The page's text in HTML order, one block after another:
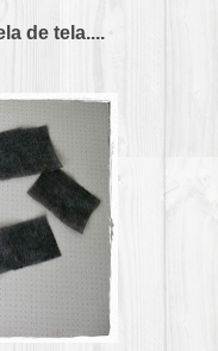
de tela....